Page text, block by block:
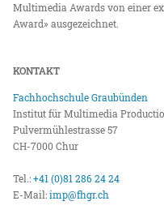
Multimedia Awards von einer
Award» ausgezeichnet.
KONTAKT
Fachhochschule Graubünden
Institut für Multimedia
Pulvermühlestrasse 57
CH-7000 Chur
Tel.:+41 (0)81 286 24 24
E-Mail:imp@fhgr.ch